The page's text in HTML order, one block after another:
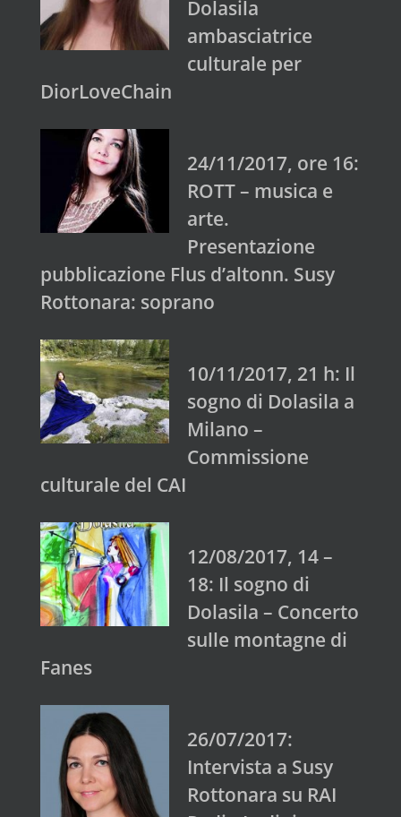
Dolasila
ambasciatrice
culturale per
DiorLoveChain
24/11/2017, ore 16:
ROTT – musica e
arte.
Presentazione
pubblicazione Flus d’altonn. Susy
Rottonara: soprano
10/11/2017, 21 h: Il
sogno di Dolasila a
Milano –
Commissione
culturale del CAI
12/08/2017, 14 –
18: Il sogno di
Dolasila – Concerto
sulle montagne di
Fanes
26/07/2017:
Intervista a Susy
Rottonara su RAI